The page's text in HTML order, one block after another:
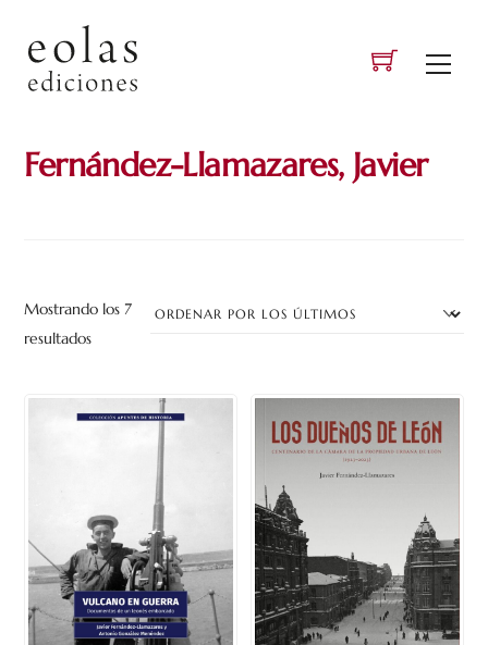
content
Fernández-Llamazares, Javier
Mostrando los 7
resultadosOrdenado
los
últimos